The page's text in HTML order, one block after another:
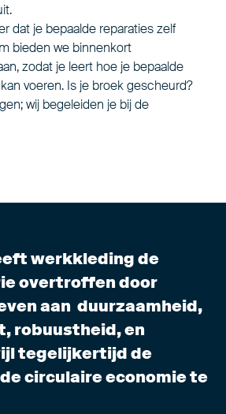
dat je bepaalde reparaties zelf
bieden we binnenkort
zodat je leert hoe je bepaalde
voeren. Is je broek gescheurd?
wij begeleiden je bij de
werkkleding de
overtroffen door
aan duurzaamheid,
robuustheid, en
tegelijkertijd de
circulaire economie te